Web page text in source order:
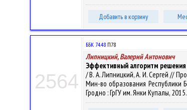
Добавить в корзину
2564
ББК 74.48 П78
Липницкий, Валерий Антонович
Эффективный алгоритм
/ В. А. Липницкий, А. И. Сергей //
Мин-во образования Республики
Гродно : ГрГУ им. Янки Купалы,